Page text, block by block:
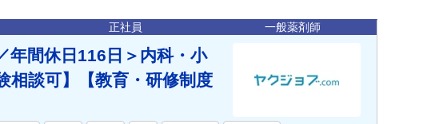
正社員 一般薬剤師
年間休日116日＞内科・小
相談可】【教育・研修制度